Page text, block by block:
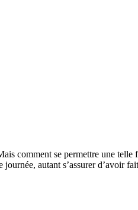
comment se permettre une telle
autant s’assurer d’avoir